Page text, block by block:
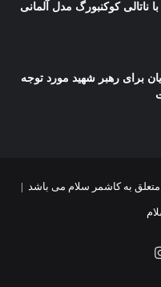
ناتالی کوکنبورگ مدل آلمانی
برای رهبر شهید مورد توجه
اینستاگرام